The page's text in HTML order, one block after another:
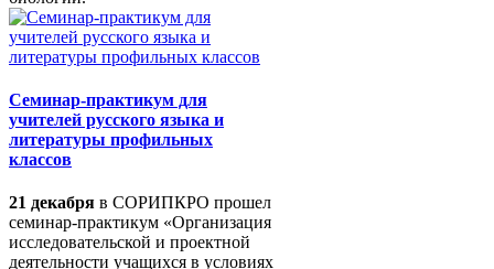
Семинар-практикум для
учителей русского языка и
литературы профильных
классов
21 декабря в СОРИПКРО прошел
семинар-практикум «Организация
исследовательской и проектной
деятельности учащихся в условиях